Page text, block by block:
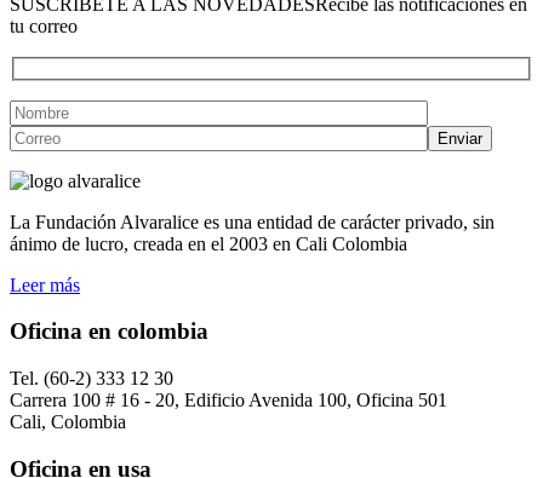
SUSCRIBETE A LAS NOVEDADESRecibe las notificaciones en
tu correo
La Fundación Alvaralice es una entidad de carácter privado, sin
ánimo de lucro, creada en el 2003 en Cali Colombia
Leer más
Oficina en colombia
Tel. (60-2) 333 12 30
Carrera 100 # 16 - 20, Edificio Avenida 100, Oficina 501
Cali, Colombia
Oficina en usa